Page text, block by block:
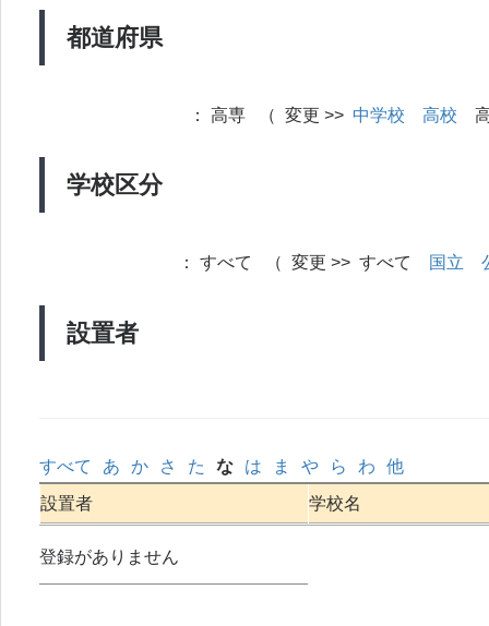
都道府県
学校区分
： 高専 （ 変更 >> 中学校 高校
設置者
： すべて （ 変更 >> すべて 国立
すべて あ か さ た な は ま や ら わ
他
設置者
学校名
登録がありません